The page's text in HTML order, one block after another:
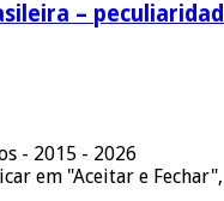
–
- 2015 - 2026
em "Aceitar e